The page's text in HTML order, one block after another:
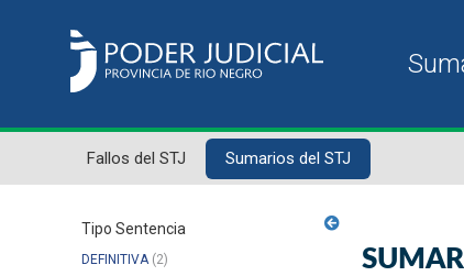
Fallos del STJ Sumarios del STJ
Tipo Sentencia
DEFINITIVA(2)